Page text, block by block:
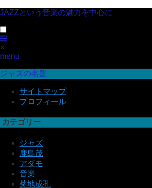
JAZZという音楽の魅力を中心に
×
menu
ジャズの名盤
サイトマップ
プロフィール
カテゴリー
ジャズ
鹿島茂
アダモ
音楽
菊地成孔